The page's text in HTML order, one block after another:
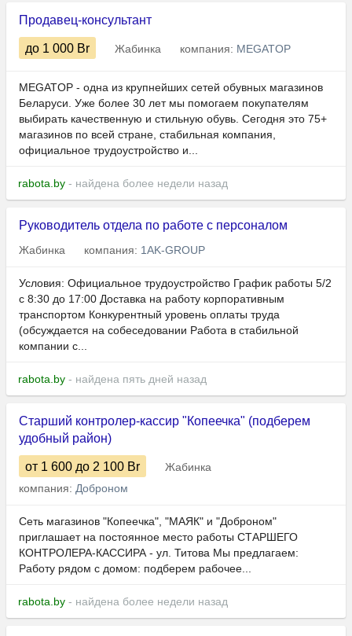
Продавец-консультант
до 1 000 Br Жабинка компания: MEGATOP
MEGATOP - одна из крупнейших сетей обувных магазинов
Беларуси. Уже более 30 лет мы помогаем покупателям
выбирать качественную и стильную обувь. Сегодня это 75+
магазинов по всей стране, стабильная компания,
официальное трудоустройство и...
rabota.by - найдена более недели назад
Руководитель отдела по работе с персоналом
Жабинка компания: 1AK-GROUP
Условия: Официальное трудоустройство График работы 5/2
с 8:30 до 17:00 Доставка на работу корпоративным
транспортом Конкурентный уровень оплаты труда
(обсуждается на собеседовании Работа в стабильной
компании с...
rabota.by - найдена пять дней назад
Старший контролер-кассир "Копеечка" (подберем
удобный район)
от 1 600 до 2 100 Br
Жабинка
компания: Доброном
Сеть магазинов "Копеечка", "МАЯК" и "Доброном"
приглашает на постоянное место работы СТАРШЕГО
КОНТРОЛЕРА-КАССИРА - ул. Титова Мы предлагаем:
Работу рядом с домом: подберем рабочее...
rabota.by - найдена более недели назад